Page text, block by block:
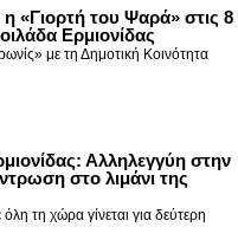
«Γιορτή του Ψαρά» στις 8
Ερμιονίδας
με τη Δημοτική Κοινότητα
Αλληλεγγύη στην
στο λιμάνι της
τη χώρα γίνεται για δεύτερη